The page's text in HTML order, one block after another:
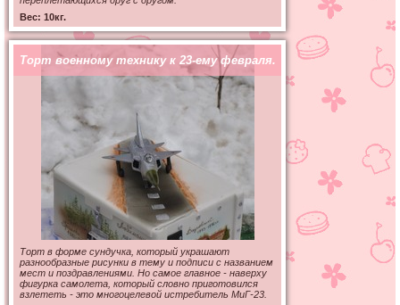
Вес: 10кг.
Торт военному технику к 23-ему февраля.
Торт в форме сундучка, который украшают
разнообразные рисунки в тему и подписи с названием
мест и поздравлениями. Но самое главное - наверху
фигурка самолета, который словно приготовился
взлететь - это многоцелевой истребитель МиГ-23.